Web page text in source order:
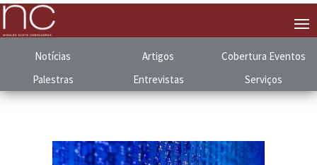
Notícias Artigos Cobertura Eventos
Palestras
Entrevistas Serviços